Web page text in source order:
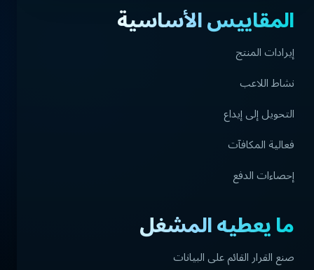
المقاييس الأساسية
إيرادات المنتج
نشاط اللاعب
التحويل إلى إيداع
فعالية المكافآت
إحصاءات الدفع
ما يعطيه المشغل
صنع القرار القائم على البيانات